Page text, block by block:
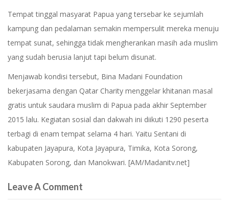
Tempat tinggal masyarat Papua yang tersebar ke sejumlah
kampung dan pedalaman semakin mempersulit mereka menuju
tempat sunat, sehingga tidak mengherankan masih ada muslim
yang sudah berusia lanjut tapi belum disunat.
Menjawab kondisi tersebut, Bina Madani Foundation
bekerjasama dengan Qatar Charity menggelar khitanan masal
gratis untuk saudara muslim di Papua pada akhir September
2015 lalu. Kegiatan sosial dan dakwah ini diikuti 1290 peserta
terbagi di enam tempat selama 4 hari. Yaitu Sentani di
kabupaten Jayapura, Kota Jayapura, Timika, Kota Sorong,
Kabupaten Sorong, dan Manokwari. [AM/Madanitv.net]
Leave A Comment